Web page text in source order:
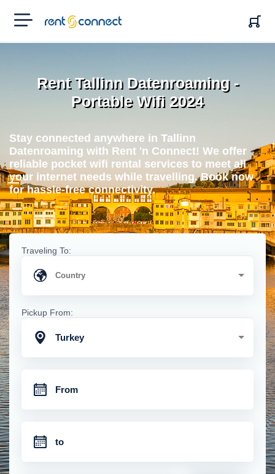
RENT'N
CONNECT
Rent Tallinn Datenroaming -
Portable Wifi 2024
Stay connected anywhere in Tallinn
Datenroaming with Rent 'n Connect! We offer
reliable pocket wifi rental services to meet all
your internet needs while travelling. Book now
for hassle-free connectivity.
Traveling To:
Pickup From:
Turkey